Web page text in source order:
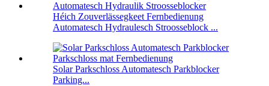
Héich Zouverlässegkeet Fernbedienung
Automatesch Hydraulesch Stroosseblock ...
Solar Parkschloss Automatesch Parkblocker
Parking...